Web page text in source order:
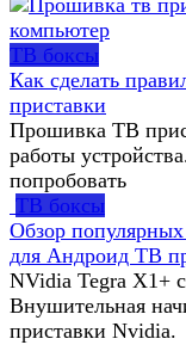
ТВ боксы
Как сделать
приставки
Прошивка ТВ
работы
попробовать
ТВ боксы
Обзор
для Андроид ТВ
NVidia Tegra X1+
Внушительная
приставки Nvidia.